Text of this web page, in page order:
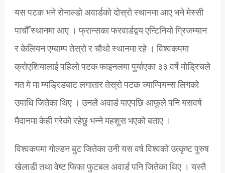
यस पटक भने रोनाल्डो अवार्डको दोस्रो स्थानमा आए भने मेस्सी
पाचौँ स्थानमा आए । फ्रान्सका फरवार्डद्वय एन्टिनियो ग्रिजम्यान
र केलियन एम्बाम्प तेस्रो र चौथो स्थानमा रहे । विश्वकपमा
क्रोएशियालाई पहिलो पटक फाइनलमा पुर्याएका ३३ वर्षे मोड्रिचले
गत मे मा म्यड्रिडबाट लगातार तेस्रो पटक च्याम्पियन्स लिगको
उपाधि जितेका थिए । उनले अवार्ड पाएपछि आफूले पनि यसवर्ष
मैदानमा केही गरेको रहेछु भन्ने महशुस भएको बताए ।
विश्वकपमा गोल्डन बुट जितेका उनी यस वर्ष विश्वको उत्कृष्ट पुरुष
खेलाडी तथा वेष्ट फिफा फुटबल अवार्ड पनि जितेका थिए । यस्तै